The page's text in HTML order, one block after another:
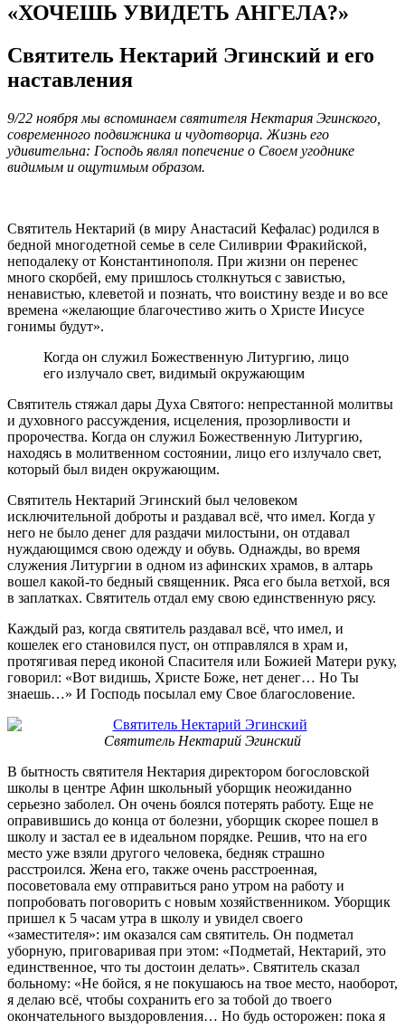
«ХОЧЕШЬ УВИДЕТЬ АНГЕЛА?»
Святитель Нектарий Эгинский и его
наставления
9/22 ноября мы вспоминаем святителя Нектария Эгинского,
современного подвижника и чудотворца. Жизнь его
удивительна: Господь являл попечение о Своем угоднике
видимым и ощутимым образом.
Святитель Нектарий (в миру Анастасий Кефалас) родился в
бедной многодетной семье в селе Силиврии Фракийской,
неподалеку от Константинополя. При жизни он перенес
много скорбей, ему пришлось столкнуться с завистью,
ненавистью, клеветой и познать, что воистину везде и во все
времена «желающие благочестиво жить о Христе Иисусе
гонимы будут».
Когда он служил Божественную Литургию, лицо
его излучало свет, видимый окружающим
Святитель стяжал дары Духа Святого: непрестанной молитвы
и духовного рассуждения, исцеления, прозорливости и
пророчества. Когда он служил Божественную Литургию,
находясь в молитвенном состоянии, лицо его излучало свет,
который был виден окружающим.
Святитель Нектарий Эгинский был человеком
исключительной доброты и раздавал всё, что имел. Когда у
него не было денег для раздачи милостыни, он отдавал
нуждающимся свою одежду и обувь. Однажды, во время
служения Литургии в одном из афинских храмов, в алтарь
вошел какой-то бедный священник. Ряса его была ветхой, вся
в заплатках. Святитель отдал ему свою единственную рясу.
Каждый раз, когда святитель раздавал всё, что имел, и
кошелек его становился пуст, он отправлялся в храм и,
протягивая перед иконой Спасителя или Божией Матери руку,
говорил: «Вот видишь, Христе Боже, нет денег… Но Ты
знаешь…» И Господь посылал ему Свое благословение.
Святитель Нектарий Эгинский
В бытность святителя Нектария директором богословской
школы в центре Афин школьный уборщик неожиданно
серьезно заболел. Он очень боялся потерять работу. Еще не
оправившись до конца от болезни, уборщик скорее пошел в
школу и застал ее в идеальном порядке. Решив, что на его
место уже взяли другого человека, бедняк страшно
расстроился. Жена его, также очень расстроенная,
посоветовала ему отправиться рано утром на работу и
попробовать поговорить с новым хозяйственником. Уборщик
пришел к 5 часам утра в школу и увидел своего
«заместителя»: им оказался сам святитель. Он подметал
уборную, приговаривая при этом: «Подметай, Нектарий, это
единственное, что ты достоин делать». Святитель сказал
больному: «Не бойся, я не покушаюсь на твое место, наоборот,
я делаю всё, чтобы сохранить его за тобой до твоего
окончательного выздоровления… Но будь осторожен: пока я